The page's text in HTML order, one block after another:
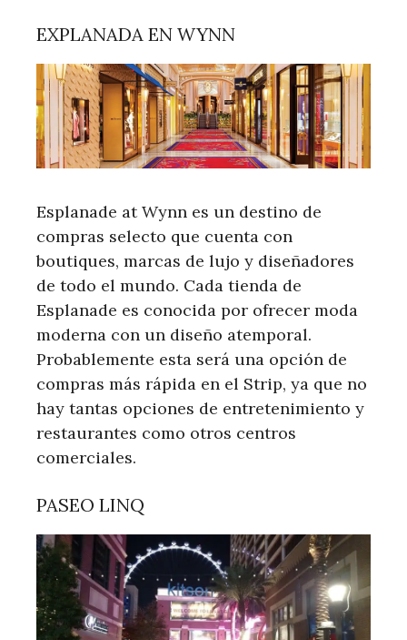
EXPLANADA EN WYNN
Esplanade at Wynn es un destino de
compras selecto que cuenta con
boutiques, marcas de lujo y diseñadores
de todo el mundo. Cada tienda de
Esplanade es conocida por ofrecer moda
moderna con un diseño atemporal.
Probablemente esta será una opción de
compras más rápida en el Strip, ya que no
hay tantas opciones de entretenimiento y
restaurantes como otros centros
comerciales.
PASEO LINQ